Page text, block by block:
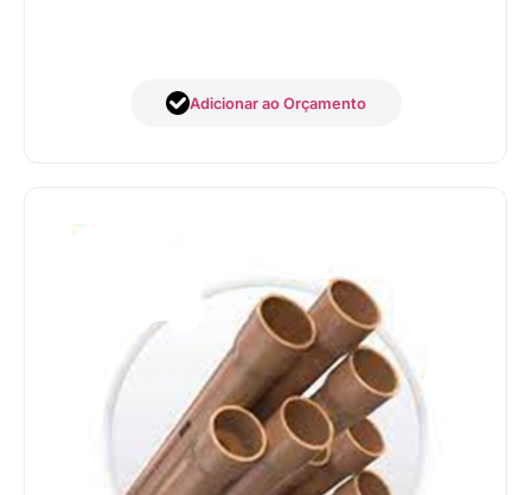
Adicionar ao Orçamento